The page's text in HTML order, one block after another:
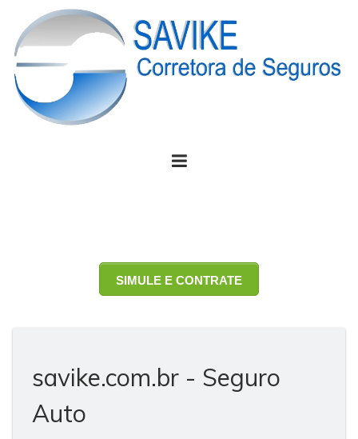
SIMULE E CONTRATE
savike.com.br - Seguro
Auto